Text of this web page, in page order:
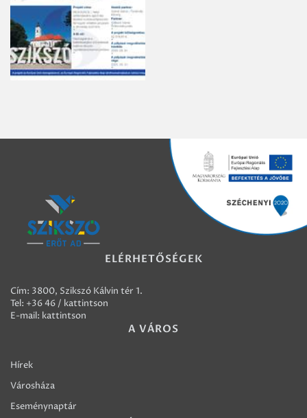
ELÉRHETŐSÉGEK
Cím: 3800, Szikszó Kálvin tér 1.
Tel: +36 46 / kattintson
E-mail: kattintson
A VÁROS
Hírek
Városháza
Eseménynaptár